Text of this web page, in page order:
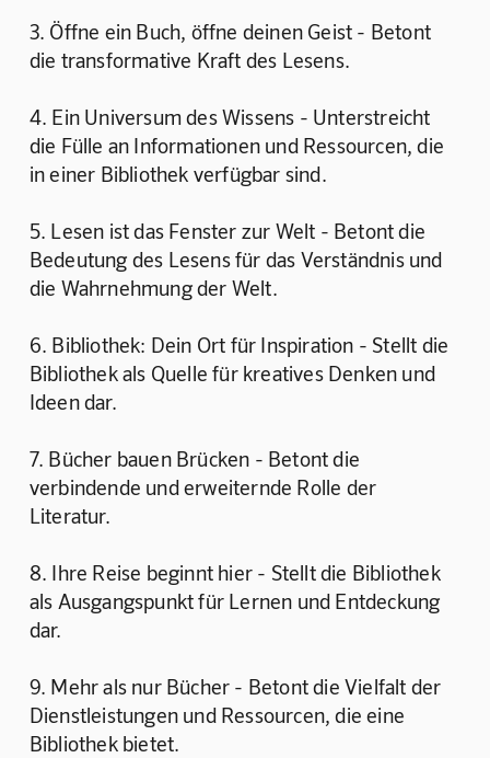
3. Öffne ein Buch, öffne deinen Geist - Betont
die transformative Kraft des Lesens.
4. Ein Universum des Wissens - Unterstreicht
die Fülle an Informationen und Ressourcen, die
in einer Bibliothek verfügbar sind.
5. Lesen ist das Fenster zur Welt - Betont die
Bedeutung des Lesens für das Verständnis und
die Wahrnehmung der Welt.
6. Bibliothek: Dein Ort für Inspiration - Stellt die
Bibliothek als Quelle für kreatives Denken und
Ideen dar.
7. Bücher bauen Brücken - Betont die
verbindende und erweiternde Rolle der
Literatur.
8. Ihre Reise beginnt hier - Stellt die Bibliothek
als Ausgangspunkt für Lernen und Entdeckung
dar.
9. Mehr als nur Bücher - Betont die Vielfalt der
Dienstleistungen und Ressourcen, die eine
Bibliothek bietet.